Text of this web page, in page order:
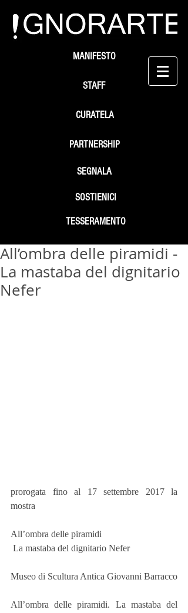
STAFF
SEGNALA
SOSTIENICI
MANIFESTO
PARTNERSHIP
TESSERAMENTO
CURATELA
All’ombra delle piramidi -
La mastaba del dignitario
Nefer
prorogata fino al 17 settembre 2017 la
mostra
All’ombra delle piramidi
La mastaba del dignitario Nefer
Museo di Scultura Antica Giovanni Barracco
All’ombra delle piramidi. La mastaba del